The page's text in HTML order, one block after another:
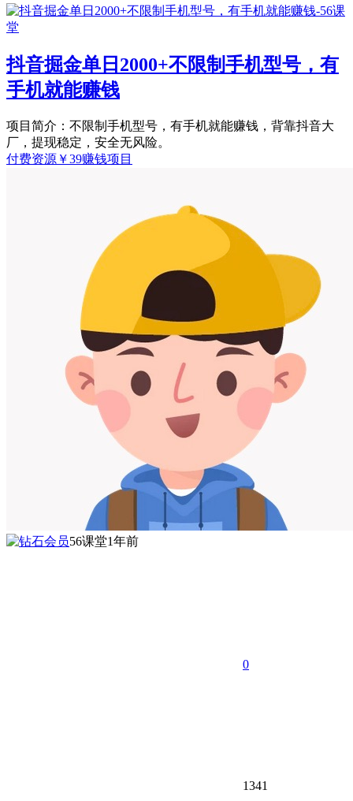
抖音掘金单日2000+不限制手机型号，有
手机就能赚钱
项目简介：不限制手机型号，有手机就能赚钱，背靠抖音大
厂，提现稳定，安全无风险。
付费资源 ￥39赚钱项目
56课堂1年前
0
1341